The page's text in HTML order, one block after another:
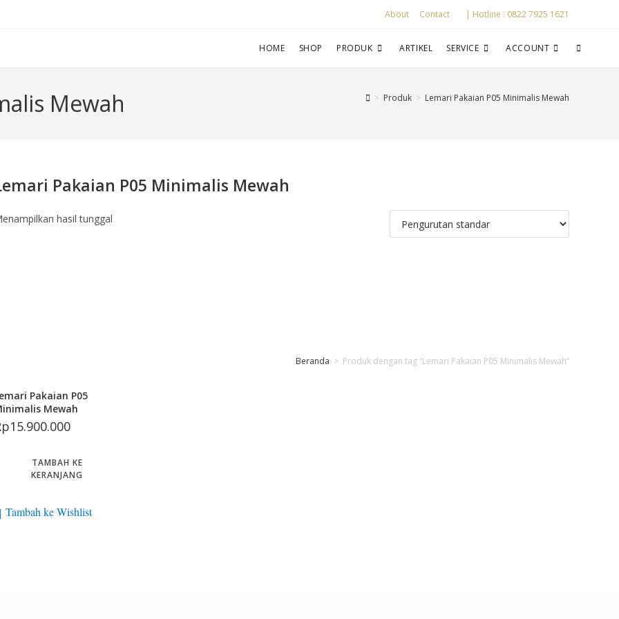
About Contact | Hotline : 0822 7925 1621
HOME SHOP PRODUK ARTIKEL SERVICE ACCOUNT
Mewah > Produk > Lemari Pakaian P05 Minimalis Mewah
Beranda > Produk dengan tag “Lemari Pakaian P05 Minimalis Mewah”
Pakaian P05 Minimalis Mewah
hasil tunggal
Pakaian P05
Mewah
15.900.000
TAMBAH KE
KERANJANG
Tambah ke Wishlist